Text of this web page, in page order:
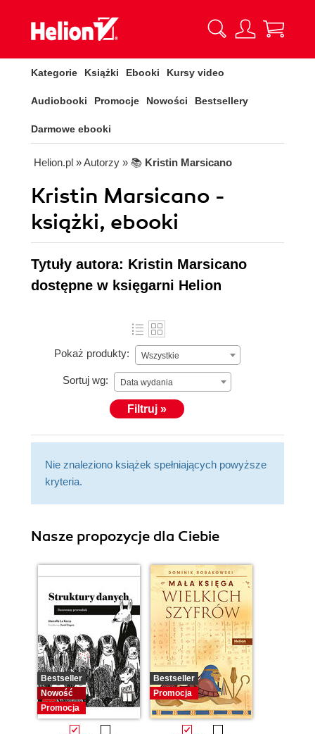
Kategorie Książki Ebooki Kursy video
Audiobooki Promocje Nowości Bestsellery
Darmowe ebooki
Helion.pl » Autorzy » 📚 Kristin Marsicano
Kristin Marsicano -
książki, ebooki
Tytuły autora: Kristin Marsicano
dostępne w księgarni Helion
Pokaż produkty: Wszystkie
Sortuj wg: Data wydania
Filtruj »
Nie znaleziono książek spełniających powyższe
kryteria.
Nasze propozycje dla Ciebie
Bestseller
Nowość
Promocja
Bestseller
Promocja